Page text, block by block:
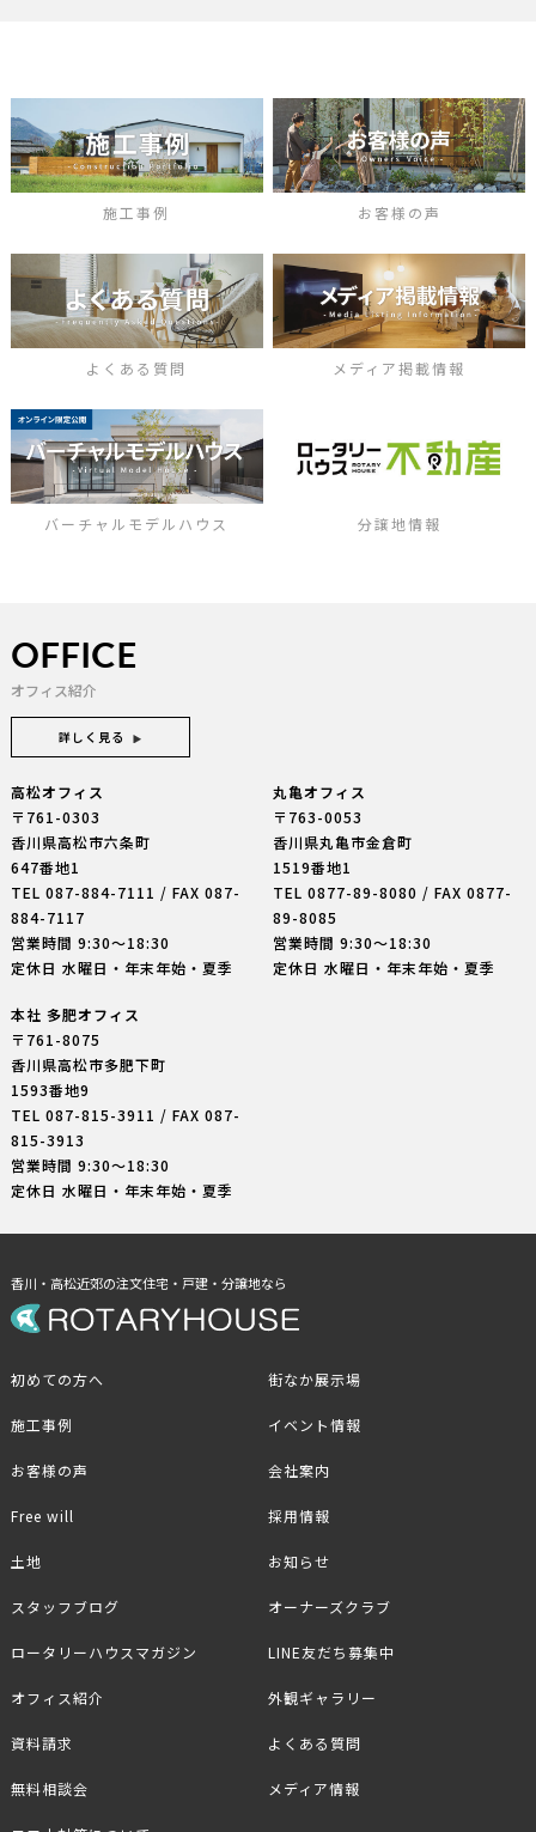
施工事例 お客様の声
よくある質問 メディア掲載情報
バーチャルモデルハウス 分譲地情報
OFFICE
オフィス紹介
詳しく見る
高松オフィス
〒761-0303
香川県高松市六条町
647番地1
TEL 087-884-7111 / FAX 087-
884-7117
営業時間 9:30〜18:30
定休日 水曜日・年末年始・夏季
丸亀オフィス
〒763-0053
香川県丸亀市金倉町
1519番地1
TEL0877-89-8080 / FAX 0877-
89-8085
営業時間 9:30〜18:30
定休日 水曜日・年末年始・夏季
本社 多肥オフィス
〒761-8075
香川県高松市多肥下町
1593番地9
TEL 087-815-3911 / FAX 087-
815-3913
営業時間 9:30〜18:30
定休日 水曜日・年末年始・夏季
香川・高松近郊の注文住宅・戸建・分譲地なら
初めての方へ
施工事例
お客様の声
Free will
土地
街なか展示場
イベント情報
会社案内
採用情報
お知らせ
スタッフブログ
ロータリーハウスマガジン
オフィス紹介
資料請求
無料相談会
オーナーズクラブ
LINE友だち募集中
外観ギャラリー
よくある質問
メディア情報